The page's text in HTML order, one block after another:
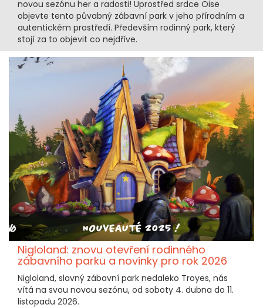
novou sezónu her a radosti! Uprostřed srdce Oise
objevte tento půvabný zábavní park v jeho přírodním a
autentickém prostředí. Především rodinný park, který
stojí za to objevit co nejdříve.
Nigloland: znovu otevření rodinného
zábavního parku a novinky pro rok 2026
Nigloland, slavný zábavní park nedaleko Troyes, nás
vítá na svou novou sezónu, od soboty 4. dubna do 11.
listopadu 2026.